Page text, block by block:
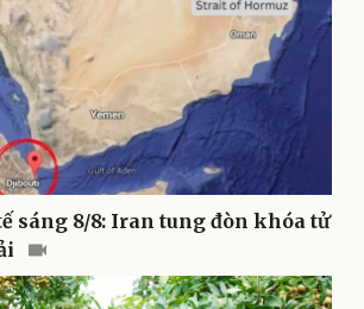
Công nghệ
Sành điệu
Tin Công nghệ
Trải nghiệm
sáng 8/8: Iran tung đòn khóa tử